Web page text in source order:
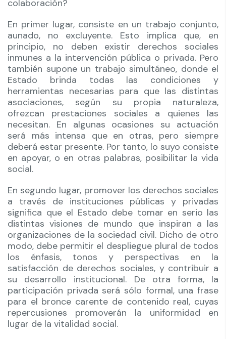
colaboración?
En primer lugar, consiste en un trabajo conjunto,
aunado, no excluyente. Esto implica que, en
principio, no deben existir derechos sociales
inmunes a la intervención pública o privada. Pero
también supone un trabajo simultáneo, donde el
Estado brinda todas las condiciones y
herramientas necesarias para que las distintas
asociaciones, según su propia naturaleza,
ofrezcan prestaciones sociales a quienes las
necesitan. En algunas ocasiones su actuación
será más intensa que en otras, pero siempre
deberá estar presente. Por tanto, lo suyo consiste
en apoyar, o en otras palabras, posibilitar la vida
social.
En segundo lugar, promover los derechos sociales
a través de instituciones públicas y privadas
significa que el Estado debe tomar en serio las
distintas visiones de mundo que inspiran a las
organizaciones de la sociedad civil. Dicho de otro
modo, debe permitir el despliegue plural de todos
los énfasis, tonos y perspectivas en la
satisfacción de derechos sociales, y contribuir a
su desarrollo institucional. De otra forma, la
participación privada será sólo formal, una frase
para el bronce carente de contenido real, cuyas
repercusiones promoverán la uniformidad en
lugar de la vitalidad social.